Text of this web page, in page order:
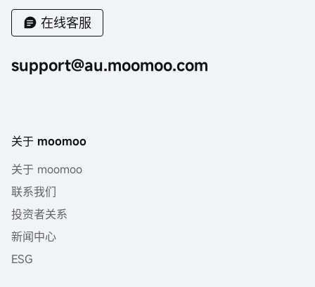
在线客服
support@au.moomoo.com
关于 moomoo
关于 moomoo
联系我们
投资者关系
新闻中心
ESG